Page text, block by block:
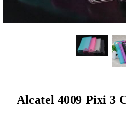
Alcatel 4009 Pixi 3